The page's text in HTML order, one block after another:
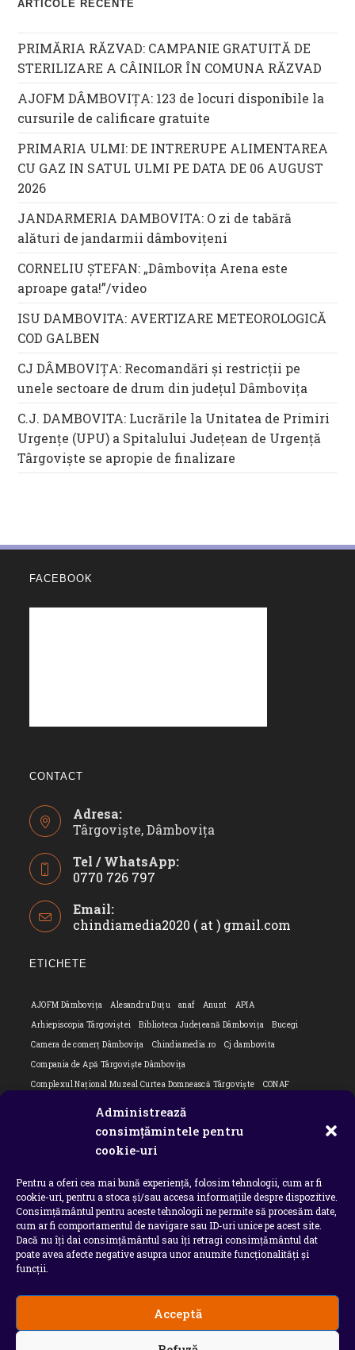
Administrează
consimțămintele pentru
cookie-uri
Pentru a oferi cea mai bună experiență, folosim tehnologii, cum ar fi
cookie-uri, pentru a stoca și/sau accesa informațiile despre dispozitive.
Consimțământul pentru aceste tehnologii ne permite să procesăm date,
cum ar fi comportamentul de navigare sau ID-uri unice pe acest site.
Dacă nu îți dai consimțământul sau îți retragi consimțământul dat
poate avea afecte negative asupra unor anumite funcționalități și
funcții.
Acceptă
ARTICOLE RECENTE
PRIMĂRIA RĂZVAD: CAMPANIE GRATUITĂ DE
STERILIZARE A CÂINILOR ÎN COMUNA RĂZVAD
AJOFM DÂMBOVIȚA: 123 de locuri disponibile la
cursurile de calificare gratuite
PRIMARIA ULMI: DE INTRERUPE ALIMENTAREA
CU GAZ IN SATUL ULMI PE DATA DE 06 AUGUST
2026
JANDARMERIA DAMBOVITA: O zi de tabără
alături de jandarmii dâmbovițeni
CORNELIU ȘTEFAN: „Dâmbovița Arena este
aproape gata!”/video
ISU DAMBOVITA: AVERTIZARE METEOROLOGICĂ
COD GALBEN
CJ DÂMBOVIȚA: Recomandări și restricții pe
unele sectoare de drum din județul Dâmbovița
C.J. DAMBOVITA: Lucrările la Unitatea de Primiri
Urgențe (UPU) a Spitalului Județean de Urgență
Târgoviște se apropie de finalizare
FACEBOOK
CONTACT
Adresa:
Târgoviște, Dâmbovița
Tel / WhatsApp:
0770 726 797
in
your
Email:
chindiamedia2020 ( at ) gmail.com
ETICHETE
AJOFM Dâmbovița Alesandru Duțu anaf Anunt
APIA
Arhiepiscopia Târgoviștei
Biblioteca Județeană Dâmbovița
Bucegi
Camera de comerț Dâmbovița
Chindiamedia.ro
Cj dambovita
Compania de Apă Târgoviște Dâmbovița
Complexul Național Muzeal Curtea Domnească Târgoviște
CONAF
MApN
Ministerul Educației ministerul sanatatii
Nu-ți uita istoria
Oana Filip
Prefectura dambovita Primaria Dragodana
Primaria Lucieni
primaria Răzvad
Primaria Ulmi primăria Târgoviște
PSD Dambovita
psiholog
Serial Situatia Covid 19 Dambovita
Situație Covid-19
Universitatea Valahia
Copyright 2026 - Chindia Media